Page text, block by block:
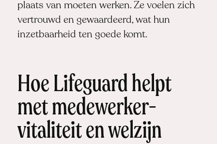
plaats van moeten werken. Ze voelen zich
vertrouwd en gewaardeerd, wat hun
inzetbaarheid ten goede komt.
Hoe Lifeguard helpt
met medewerker­
vitaliteit en welzijn